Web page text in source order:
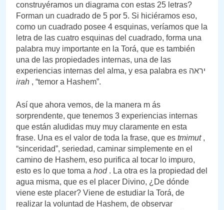
construyéramos un diagrama con estas 25 letras?
Forman un cuadrado de 5 por 5. Si hiciéramos eso,
como un cuadrado posee 4 esquinas, veríamos que la
letra de las cuatro esquinas del cuadrado, forma una
palabra muy importante en la Torá, que es también
una de las propiedades internas, una de las
irah , “temor a Hashem”.
Así que ahora vemos, de la manera m ás
sorprendente, que tenemos 3 experiencias internas
que están aludidas muy muy claramente en esta
frase. Una es el valor de toda la frase, que es tmimut ,
“sinceridad”, seriedad, caminar simplemente en el
camino de Hashem, eso purifica al tocar lo impuro,
esto es lo que toma a hod . La otra es la propiedad del
agua misma, que es el placer Divino, ¿De dónde
viene este placer? Viene de estudiar la Torá, de
realizar la voluntad de Hashem, de observar